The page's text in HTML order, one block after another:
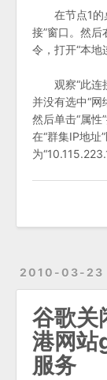
在节点1的桌
接”窗口。然后
令，打开“本地
观察“此连接
并没有选中“网
然后单击“属性
在“群集IP地址
为
2010-03-23
谷歌关
港网
服务